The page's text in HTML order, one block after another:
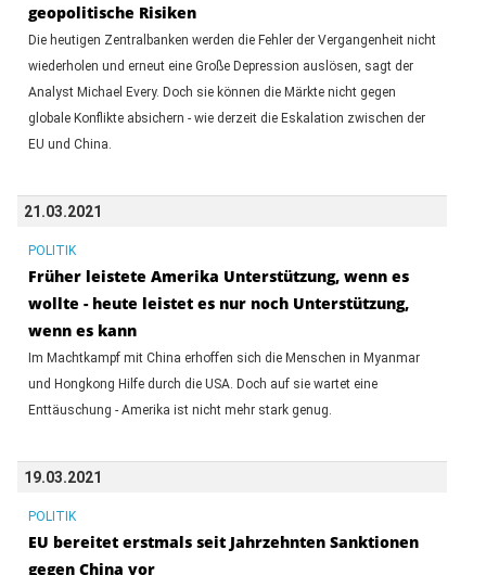
geopolitische Risiken
Die heutigen Zentralbanken werden die Fehler der Vergangenheit nicht
wiederholen und erneut eine Große Depression auslösen, sagt der
Analyst Michael Every. Doch sie können die Märkte nicht gegen
globale Konflikte absichern - wie derzeit die Eskalation zwischen der
EU und China.
21.03.2021
POLITIK
Früher leistete Amerika Unterstützung, wenn es
wollte - heute leistet es nur noch Unterstützung,
wenn es kann
Im Machtkampf mit China erhoffen sich die Menschen in Myanmar
und Hongkong Hilfe durch die USA. Doch auf sie wartet eine
Enttäuschung - Amerika ist nicht mehr stark genug.
19.03.2021
POLITIK
EU bereitet erstmals seit Jahrzehnten Sanktionen
gegen China vor